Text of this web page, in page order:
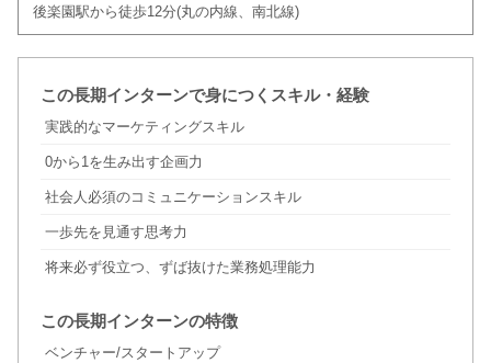
後楽園駅から徒歩12分(丸の内線、南北線)
この長期インターンで身につくスキル・経験
実践的なマーケティングスキル
0から1を生み出す企画力
社会人必須のコミュニケーションスキル
一歩先を見通す思考力
将来必ず役立つ、ずば抜けた業務処理能力
この長期インターンの特徴
ベンチャー/スタートアップ